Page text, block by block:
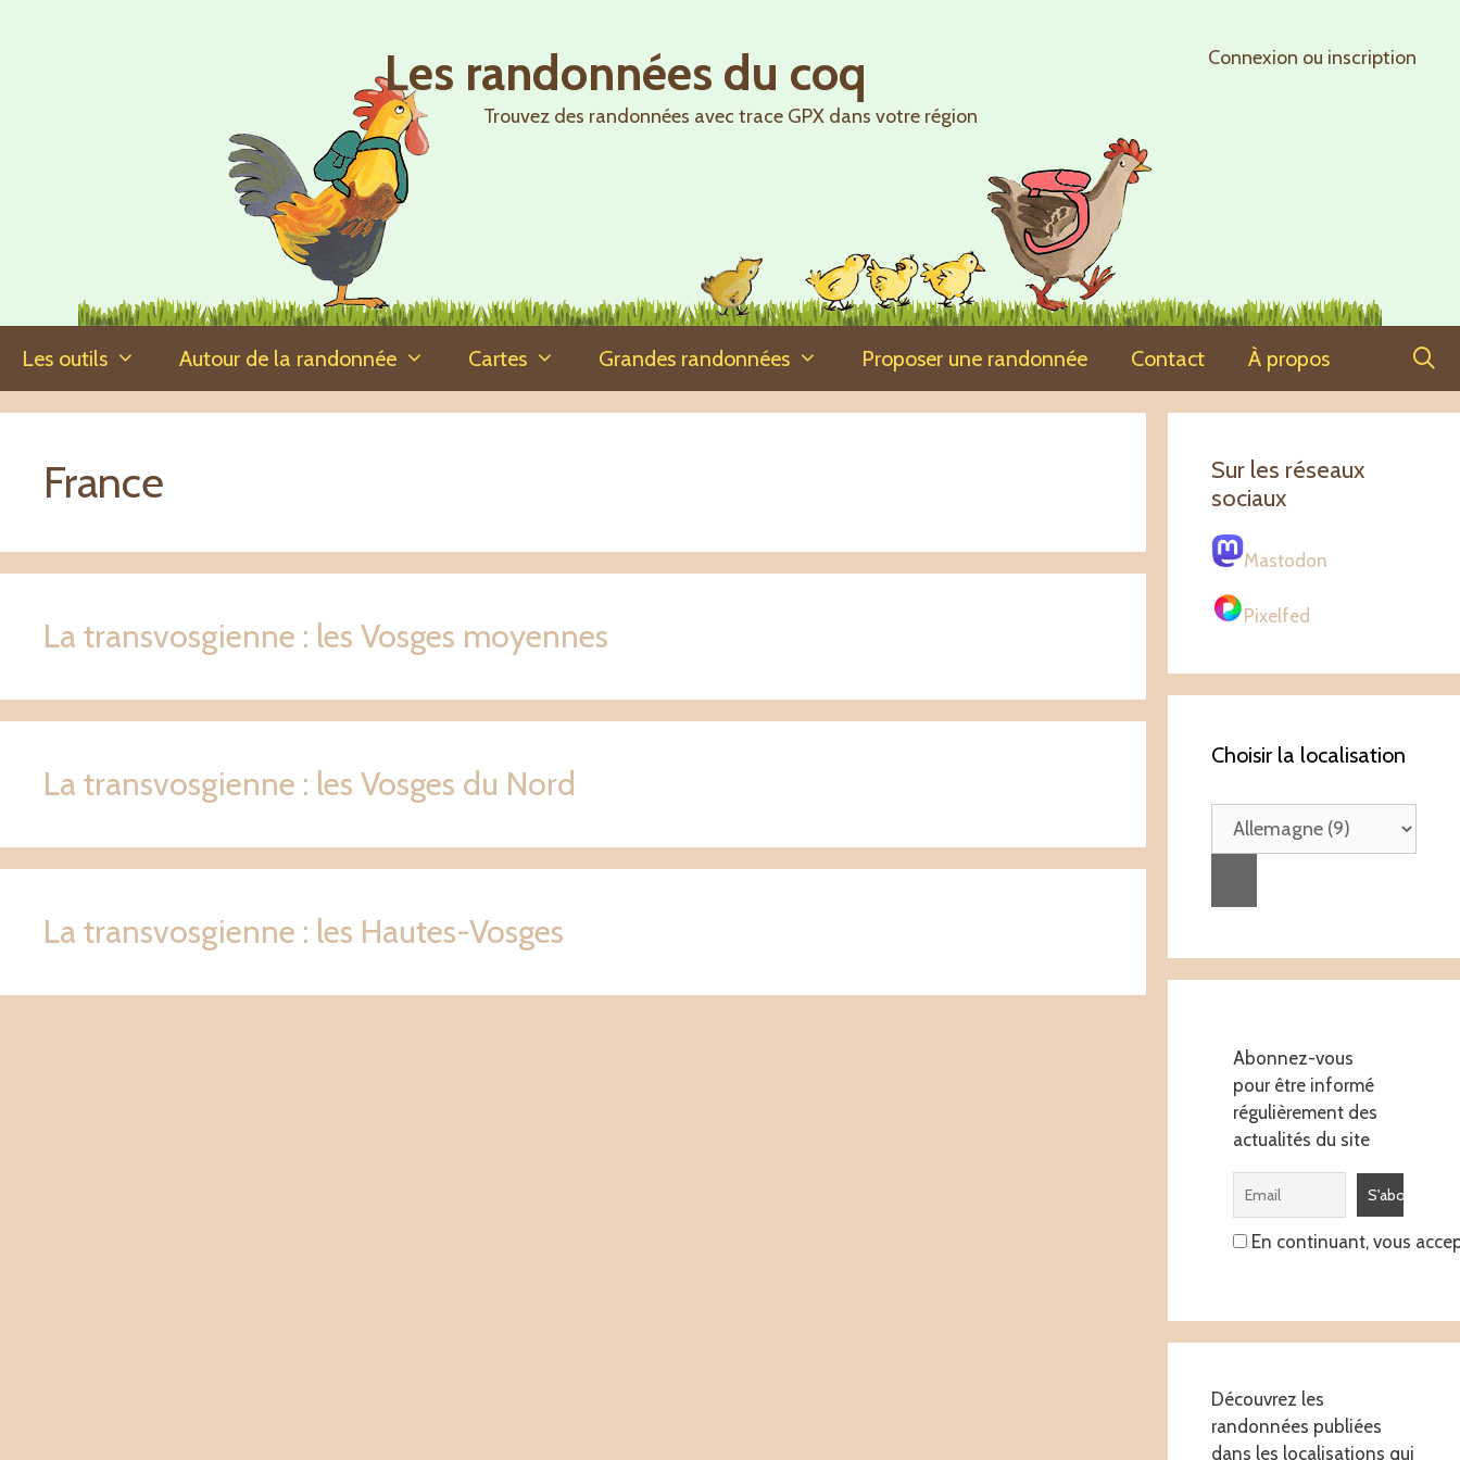
Connexion ou inscription
Les randonnées du coq
Trouvez des randonnées avec trace GPX dans votre région
Les outils Autour de la randonnée Cartes Grandes randonnées Proposer une randonnée Contact À propos
France
La transvosgienne : les Vosges moyennes
La transvosgienne : les Vosges du Nord
La transvosgienne : les Hautes-Vosges
Sur les réseaux
sociaux
Mastodon
Pixelfed
Choisir la localisation
Abonnez-vous
pour être informé
régulièrement des
actualités du site
En continuant, vous
Découvrez les
randonnées publiées
dans les localisations qui